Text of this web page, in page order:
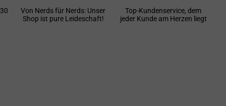
Von Nerds für Nerds: Unser
Shop ist pure Leideschaft!
Top-Kundenservice, dem
jeder Kunde am Herzen liegt